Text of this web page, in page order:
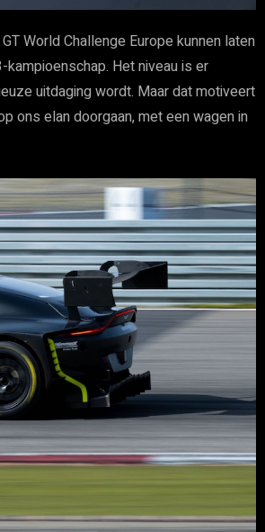
World Challenge Europe kunnen laten
kampioenschap. Het niveau is er
uitdaging wordt. Maar dat motiveert
ons elan doorgaan, met een wagen in